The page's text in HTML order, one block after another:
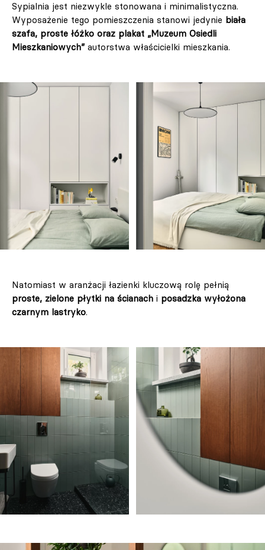
Sypialnia jest niezwykle stonowana i minimalistyczna.
Wyposażenie tego pomieszczenia stanowi jedynie biała
szafa, proste łóżko oraz plakat „Muzeum Osiedli
Mieszkaniowych” autorstwa właścicielki mieszkania.
Natomiast w aranżacji łazienki kluczową rolę pełnią
proste, zielone płytki na ścianach i posadzka wyłożona
czarnym lastryko.